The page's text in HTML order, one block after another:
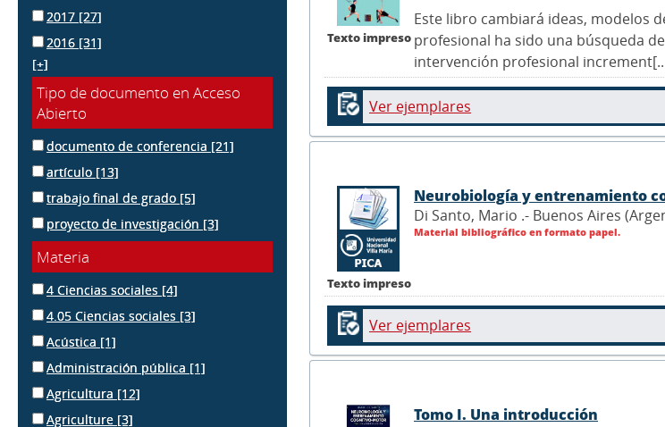
2017 [27]
2016 [31]
[+]
Tipo de documento en Acceso
Abierto
documento de conferencia [21]
artículo [13]
trabajo final de grado [5]
proyecto de investigación [3]
Materia
4 Ciencias sociales [4]
4.05 Ciencias sociales [3]
Acústica [1]
Administración pública [1]
Agricultura [12]
Agriculture [3]
Texto impreso
Este libro cambiará ideas, modelos
profesional ha sido una búsqueda
intervención profesional
Ver ejemplares
Texto impreso
Neurobiología y entrenamiento
Di Santo, Mario .- Buenos Aires
Material bibliográfico en formato papel.
Ver ejemplares
Tomo I. Una introducción